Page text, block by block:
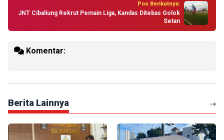
Pos Berikutnya:
JNT Cibaliung Rekrut Pemain Liga, Kandas Ditebas Golok
Setan
Komentar:
Berita Lainnya